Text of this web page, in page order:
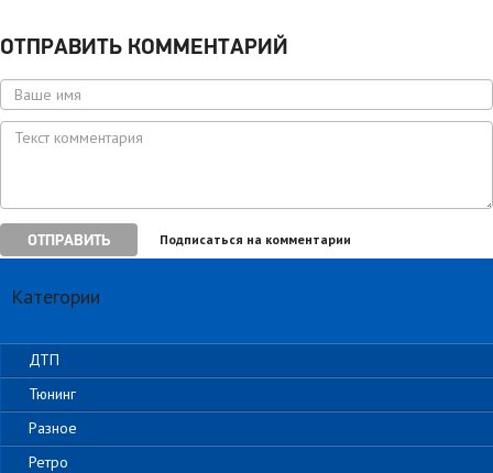
ОТПРАВИТЬ КОММЕНТАРИЙ
ОТПРАВИТЬ Подписаться на комментарии
Категории
ДТП
Тюнинг
Разное
Ретро